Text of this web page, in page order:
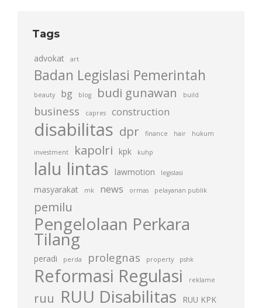
Tags
advokat art
Badan Legislasi Pemerintah
beauty bg blog budi gunawan build
business capres construction
disabilitas dpr finance hair hukum
investment kapolri kpk kuhp
lalu lintas lawmotion legislasi
masyarakat mk news ormas pelayanan publik
pemilu
Pengelolaan Perkara
Tilang
peradi perda prolegnas property pshk
Reformasi Regulasi reklame
ruu RUU Disabilitas RUU KPK